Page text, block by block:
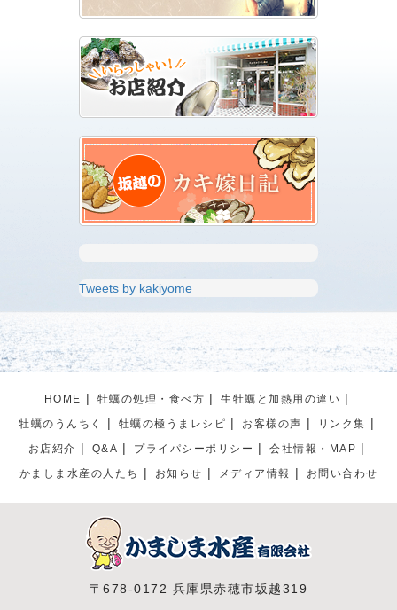
Tweets by kakiyome
HOME 牡蠣の処理・食べ方
生牡蠣と加熱用の違い
牡蠣のうんちく
牡蠣の極うまレシピ お客様の声
リンク集
お店紹介
Q&A プライパシーポリシー
会社情報・MAP
かましま水産の人たち
お知らせ メディア情報 お問い合わせ
〒678-0172 兵庫県赤穂市坂越319